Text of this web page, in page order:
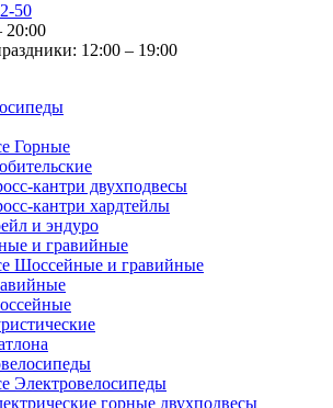
50
20:00
12:00 – 19:00
Горные
кантри двухподвесы
кантри хардтейлы
и эндуро
и гравийные
Шоссейные и гравийные
Электровелосипеды
горные двухподвесы